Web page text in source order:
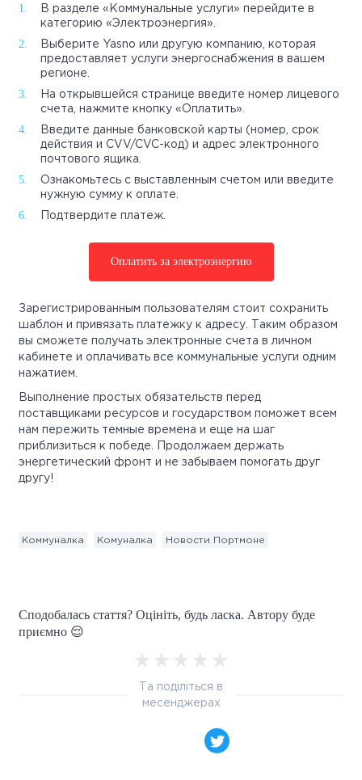
В разделе «Коммунальные услуги» перейдите в
категорию «Электроэнергия».
Выберите Yasno или другую компанию, которая
предоставляет услуги энергоснабжения в вашем
регионе.
На открывшейся странице введите номер лицевого
счета, нажмите кнопку «Оплатить».
Введите данные банковской карты (номер, срок
действия и CVV/CVC-код) и адрес электронного
почтового ящика.
Ознакомьтесь с выставленным счетом или введите
нужную сумму к оплате.
Подтвердите платеж.
Оплатить за электроэнергию
Зарегистрированным пользователям стоит сохранить
шаблон и привязать платежку к адресу. Таким образом
вы сможете получать электронные счета в личном
кабинете и оплачивать все коммунальные услуги одним
нажатием.
Выполнение простых обязательств перед
поставщиками ресурсов и государством поможет всем
нам пережить темные времена и еще на шаг
приблизиться к победе. Продолжаем держать
энергетический фронт и не забываем помогать друг
другу!
Коммуналка Комуналка Новости Портмоне
Сподобалась стаття? Оцініть, будь ласка. Автору буде
приємно 😌
Та поділіться в
месенджерах